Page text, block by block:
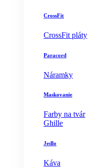
CrossFit
CrossFit pláty
Paracord
Náramky
Maskovanie
Farby na tvár
Ghille
Jedlo
Káva